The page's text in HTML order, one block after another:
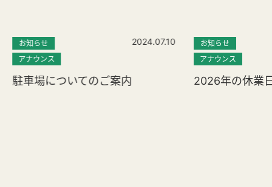
お知らせ
アナウンス
2024.07.10
駐車場についてのご案内
お知らせ
アナウンス
2026年の休業